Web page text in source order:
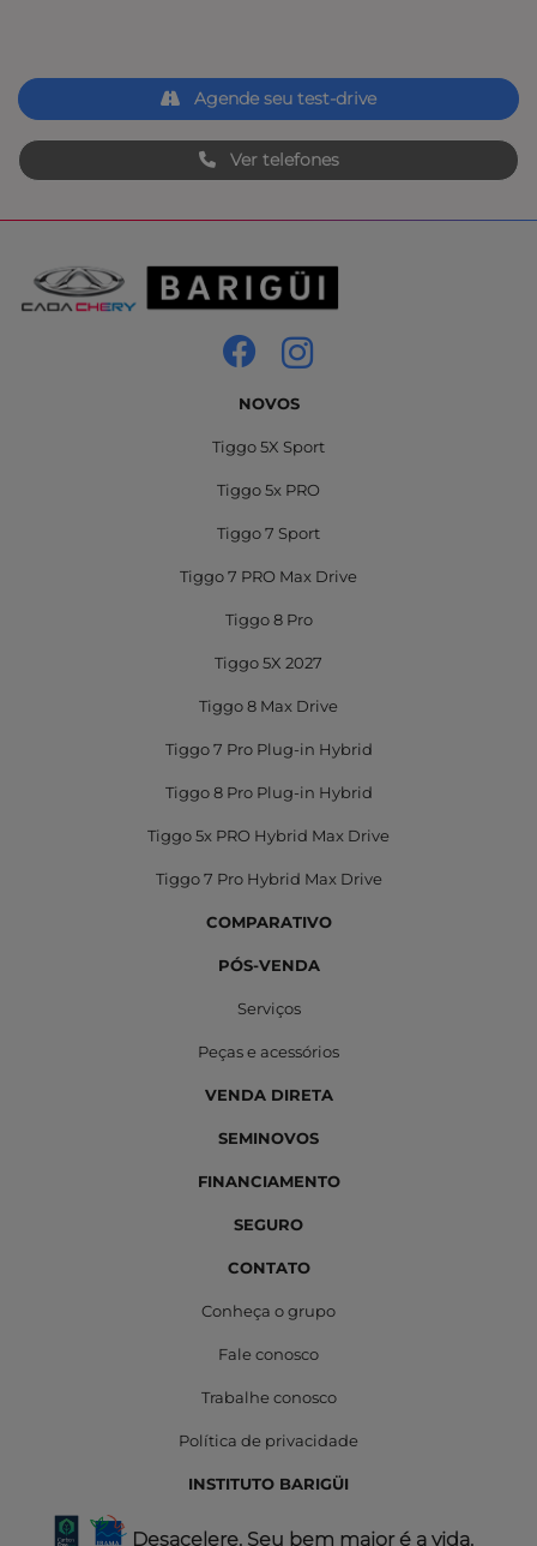
Ver telefones
Agende seu test-drive
NOVOS
Tiggo 5X Sport
Tiggo 5x PRO
Tiggo 7 Sport
Tiggo 7 PRO Max Drive
Tiggo 8 Pro
Tiggo 5X 2027
Tiggo 8 Max Drive
Tiggo 7 Pro Plug-in Hybrid
Tiggo 8 Pro Plug-in Hybrid
Tiggo 5x PRO Hybrid Max Drive
Tiggo 7 Pro Hybrid Max Drive
COMPARATIVO
PÓS-VENDA
Serviços
Peças e acessórios
VENDA DIRETA
SEMINOVOS
FINANCIAMENTO
SEGURO
CONTATO
Conheça o grupo
Fale conosco
Trabalhe conosco
Política de privacidade
INSTITUTO BARIGÜI
Desacelere. Seu bem maior é a vida.